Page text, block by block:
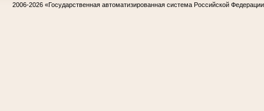
2006-2026 «Государственная автоматизированная система Российской